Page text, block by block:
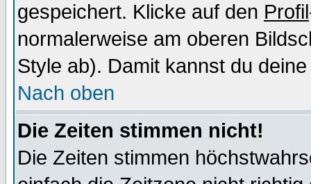
gespeichert. Klicke auf den Profil
normalerweise am oberen
Style ab). Damit kannst du
Nach oben
Die Zeiten stimmen nicht!
Die Zeiten stimmen